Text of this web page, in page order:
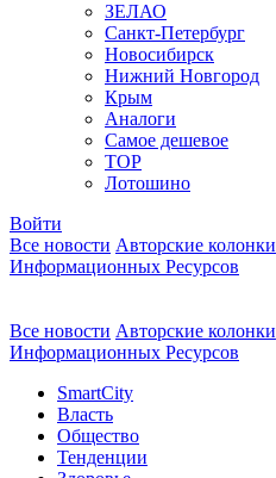
ЗЕЛАО
Санкт-Петербург
Новосибирск
Нижний Новгород
Крым
Аналоги
Самое дешевое
TOP
Лотошино
Войти
Все новости Авторские колонки
Информационных Ресурсов
Все новости Авторские колонки
Информационных Ресурсов
SmartCity
Власть
Общество
Тенденции